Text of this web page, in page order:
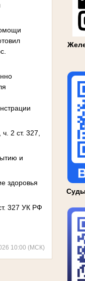
2 ст. 327,
и
здоровья
327 УК РФ
10:00 (МСК)